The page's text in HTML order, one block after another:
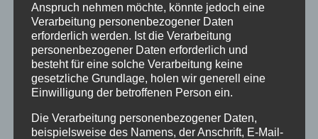
Der 21. Oberstdorfer Advent 2024 – Ein
Weihnachtsmarkt, der verzaubert Wenn der
erste Schnee die Gipfel der Allgäuer Alpen
bedeckt und die Lichter der Adventszeit den
Ort Oberstdorf erstrahlen lassen, beginnt eine
der schönsten Zeiten des Jahres: der
Oberstdorfer...
Anspruch nehmen möchte, könnte jedoch eine
Verarbeitung personenbezogener Daten
erforderlich werden. Ist die Verarbeitung
personenbezogener Daten erforderlich und
besteht für eine solche Verarbeitung keine
gesetzliche Grundlage, holen wir generell eine
Einwilligung der betroffenen Person ein.
Die Verarbeitung personenbezogener Daten,
beispielsweise des Namens, der Anschrift, E-Mail-